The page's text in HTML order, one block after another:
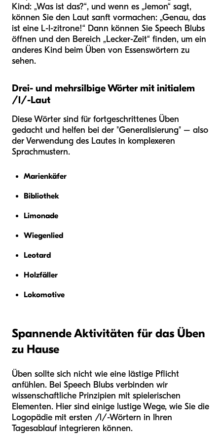
Kind: „Was ist das?“, und wenn es „Jemon“ sagt,
können Sie den Laut sanft vormachen: „Genau, das
ist eine L-l-zitrone!“ Dann können Sie Speech Blubs
öffnen und den Bereich „Lecker-Zeit“ finden, um ein
anderes Kind beim Üben von Essenswörtern zu
sehen.
Drei- und mehrsilbige Wörter mit initialem
/l/-Laut
Diese Wörter sind für fortgeschrittenes Üben
gedacht und helfen bei der "Generalisierung" – also
der Verwendung des Lautes in komplexeren
Sprachmustern.
Marienkäfer
Bibliothek
Limonade
Wiegenlied
Leotard
Holzfäller
Lokomotive
Spannende Aktivitäten für das Üben
zu Hause
Üben sollte sich nicht wie eine lästige Pflicht
anfühlen. Bei Speech Blubs verbinden wir
wissenschaftliche Prinzipien mit spielerischen
Elementen. Hier sind einige lustige Wege, wie Sie die
Logopädie mit ersten /l/-Wörtern in Ihren
Tagesablauf integrieren können.